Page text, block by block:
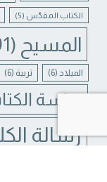
الكتاب المقدّس (5)
المسيح (91)
الميلاد (6) تربية (6)
دراسة
رسالة